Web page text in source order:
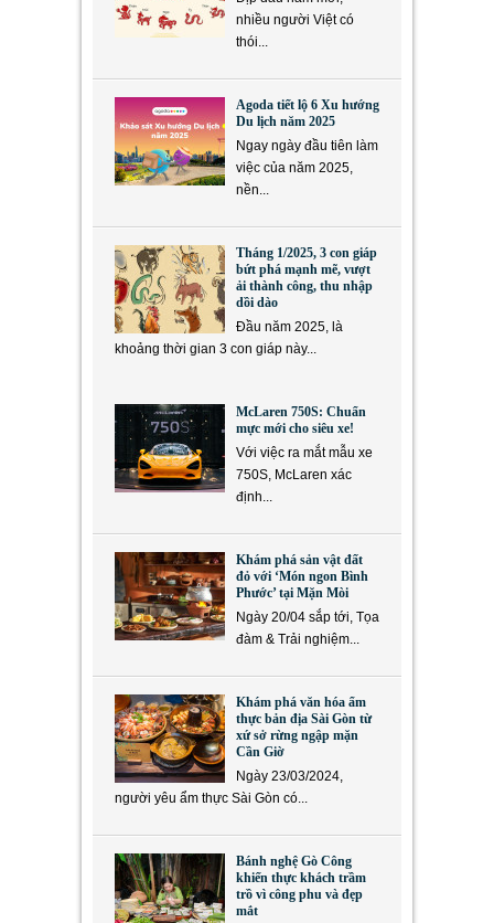
nhiều người Việt có
thói...
Agoda tiết lộ 6 Xu hướng
Du lịch năm 2025
Ngay ngày đầu tiên làm
việc của năm 2025,
nền...
Tháng 1/2025, 3 con giáp
bứt phá mạnh mẽ, vượt
ải thành công, thu nhập
dồi dào
Đầu năm 2025, là
khoảng thời gian 3 con giáp này...
McLaren 750S: Chuẩn
mực mới cho siêu xe!
Với việc ra mắt mẫu xe
750S, McLaren xác
định...
Khám phá sản vật đất
đỏ với ‘Món ngon Bình
Phước’ tại Mặn Mòi
Ngày 20/04 sắp tới, Tọa
đàm & Trải nghiệm...
Khám phá văn hóa ẩm
thực bản địa Sài Gòn từ
xứ sở rừng ngập mặn
Cần Giờ
Ngày 23/03/2024,
người yêu ẩm thực Sài Gòn có...
Bánh nghệ Gò Công
khiến thực khách trầm
trồ vì công phu và đẹp
mắt